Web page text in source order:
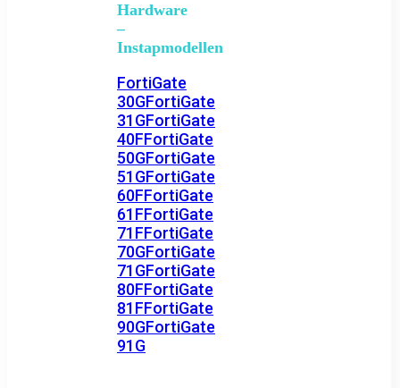
Hardware
–
Instapmodellen
FortiGate
30GFortiGate
31GFortiGate
40FFortiGate
50GFortiGate
51GFortiGate
60FFortiGate
61FFortiGate
71FFortiGate
70GFortiGate
71GFortiGate
80FFortiGate
81FFortiGate
90GFortiGate
91G